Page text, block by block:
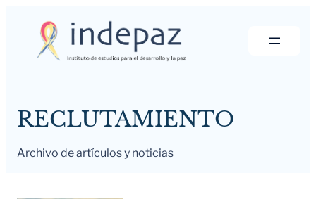
RECLUTAMIENTO
Archivo de artículos y noticias